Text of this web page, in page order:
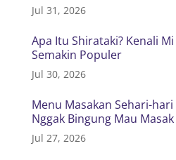
Jul 31, 2026
Apa Itu Shirataki? Kenali
Semakin Populer
Jul 30, 2026
Menu Masakan Sehari-
Nggak Bingung Mau Masak
Jul 27, 2026